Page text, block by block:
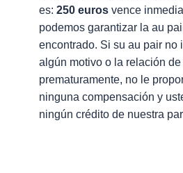
es: 250 euros vence
podemos garantizar la au
encontrado. Si su au pair no
algún motivo o la relación
prematuramente, no le
ninguna compensación y
ningún crédito de nuestra